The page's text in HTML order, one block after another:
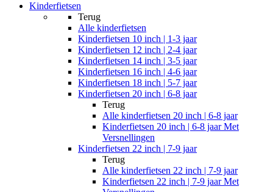
Kinderfietsen
Terug
Alle kinderfietsen
Kinderfietsen 10 inch | 1-3 jaar
Kinderfietsen 12 inch | 2-4 jaar
Kinderfietsen 14 inch | 3-5 jaar
Kinderfietsen 16 inch | 4-6 jaar
Kinderfietsen 18 inch | 5-7 jaar
Kinderfietsen 20 inch | 6-8 jaar
Terug
Alle kinderfietsen 20 inch | 6-8 jaar
Kinderfietsen 20 inch | 6-8 jaar Met
Versnellingen
Kinderfietsen 22 inch | 7-9 jaar
Terug
Alle kinderfietsen 22 inch | 7-9 jaar
Kinderfietsen 22 inch | 7-9 jaar Met